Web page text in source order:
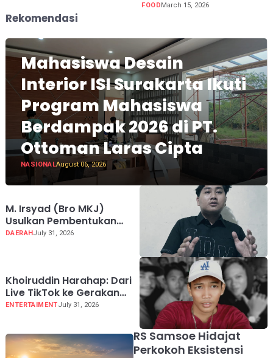
FOODMarch 15, 2026
Rekomendasi
Mahasiswa Desain
Interior ISI Surakarta Ikuti
Program Mahasiswa
Berdampak 2026 di PT.
Ottoman Laras Cipta
NASIONALAugust 06, 2026
M. Irsyad (Bro MKJ)
Usulkan Pembentukan
Harley Davidson Club
DAERAH July 31, 2026
Khoiruddin Harahap: Dari
Live TikTok ke Gerakan
"Naik Bersama, Tumbuh
ENTERTAIMENTJuly 31, 2026
RS Samsoe Hidajat
Perkokoh Eksistensi